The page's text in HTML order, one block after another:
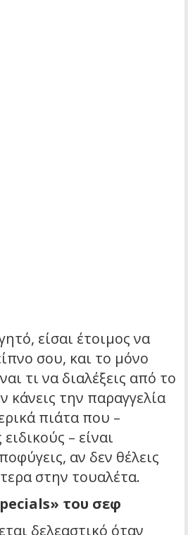
είσαι έτοιμος να
σου, και το μόνο
τι να διαλέξεις από το
κάνεις την παραγγελία
πιάτα που –
– είναι
αν δεν θέλεις
στην τουαλέτα.
του σεφ
δελεαστικό όταν